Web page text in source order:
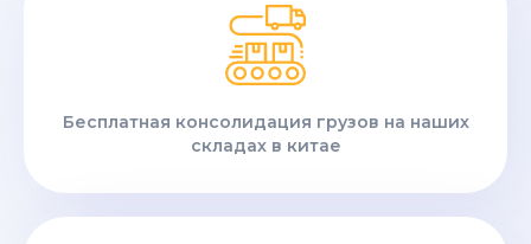
Бесплатная консолидация грузов на наших
складах в китае